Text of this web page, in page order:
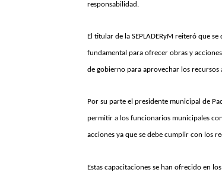
responsabilidad.
El titular de la SEPLADERyM reiteró que
fundamental para ofrecer obras y
de gobierno para aprovechar los recursos
Por su parte el presidente municipal de
permitir a los funcionarios municipales
acciones ya que se debe cumplir con los
Estas capacitaciones se han ofrecido en